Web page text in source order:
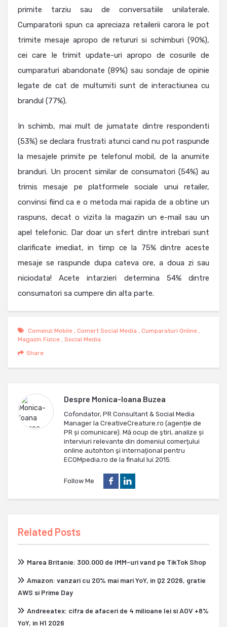
primite tarziu sau de conversatiile unilaterale.
Cumparatorii spun ca apreciaza retailerii carora le pot
trimite mesaje apropo de retururi si schimburi (90%),
cei care le trimit update-uri apropo de cosurile de
cumparaturi abandonate (89%) sau sondaje de opinie
legate de cat de multumiti sunt de interactiunea cu
brandul (77%).
In schimb, mai mult de jumatate dintre respondenti
(53%) se declara frustrati atunci cand nu pot raspunde
la mesajele primite pe telefonul mobil, de la anumite
branduri. Un procent similar de consumatori (54%) au
trimis mesaje pe platformele sociale unui retailer,
convinsi fiind ca e o metoda mai rapida de a obtine un
raspuns, decat o vizita la magazin un e-mail sau un
apel telefonic. Dar doar un sfert dintre intrebari sunt
clarificate imediat, in timp ce la 75% dintre aceste
mesaje se raspunde dupa cateva ore, a doua zi sau
niciodata! Acete intarzieri determina 54% dintre
consumatori sa cumpere din alta parte.
Comenzi Mobile , Comert Social Media , Cumparaturi Online ,
Magazin Fizice , Social Media
Share
Despre Monica-Ioana Buzea
Cofondator, PR Consultant & Social Media
Manager la CreativeCreature.ro (agenție de
PR și comunicare). Mă ocup de ştiri, analize și
interviuri relevante din domeniul comerţului
online autohton şi internaţional pentru
ECOMpedia.ro de la finalul lui 2015.
Follow Me
Related Posts
Marea Britanie: 300.000 de IMM-uri vand pe TikTok Shop
Amazon: vanzari cu 20% mai mari YoY, in Q2 2026, gratie
AWS si Prime Day
Andreeatex: cifra de afaceri de 4 milioane lei si AOV +8%
YoY, in H1 2026